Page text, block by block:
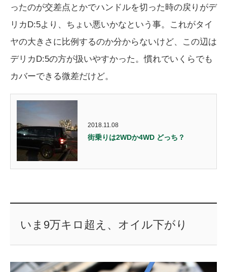
ったのが交差点とかでハンドルを切った時の戻りがデ
リカD:5より、ちょい悪いかなという事。これがタイ
ヤの大きさに比例するのか分からないけど、この辺は
デリカD:5の方が扱いやすかった。慣れでいくらでも
カバーできる微差だけど。
2018.11.08
街乗りは2WDか4WD どっち？
いま9万キロ超え、オイル下がり